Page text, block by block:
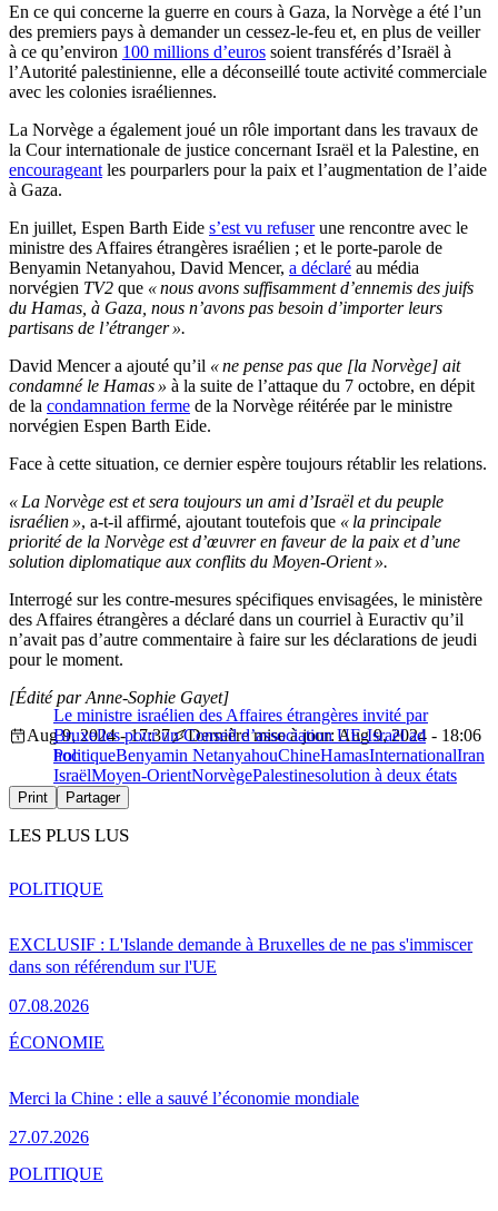
En ce qui concerne la guerre en cours à Gaza, la Norvège a été l’un
des premiers pays à demander un cessez-le-feu et, en plus de veiller
à ce qu’environ 100 millions d’euros soient transférés d’Israël à
l’Autorité palestinienne, elle a déconseillé toute activité commerciale
avec les colonies israéliennes.
La Norvège a également joué un rôle important dans les travaux de
la Cour internationale de justice concernant Israël et la Palestine, en
encourageant les pourparlers pour la paix et l’augmentation de l’aide
à Gaza.
En juillet, Espen Barth Eide s’est vu refuserune rencontre avec le
ministre des Affaires étrangères israélien ; et le porte-parole de
Benyamin Netanyahou, David Mencer, a déclaré au média
norvégien TV2 que « nous avons suffisamment d’ennemis des juifs
du Hamas, à Gaza, nous n’avons pas besoin d’importer leurs
partisans de l’étranger ».
David Mencer a ajouté qu’il « ne pense pas que [la Norvège] ait
condamné le Hamas » à la suite de l’attaque du 7 octobre, en dépit
de la condamnation ferme de la Norvège réitérée par le ministre
norvégien Espen Barth Eide.
Face à cette situation, ce dernier espère toujours rétablir les relations.
« La Norvège est et sera toujours un ami d’Israël et du peuple
israélien », a-t-il affirmé, ajoutant toutefois que « la principale
priorité de la Norvège est d’œuvrer en faveur de la paix et d’une
solution diplomatique aux conflits du Moyen-Orient ».
Interrogé sur les contre-mesures spécifiques envisagées, le ministère
des Affaires étrangères a déclaré dans un courriel à Euractiv qu’il
n’avait pas d’autre commentaire à faire sur les déclarations de jeudi
pour le moment.
Le ministre israélien des Affaires étrangères invité par
Bruxelles pour un Conseil d’association UE-Israël ad
hoc
[Édité par Anne-Sophie Gayet]
Aug 9, 2024 - 17:37
Dernière mise à jour: Aug 9, 2024 - 18:06
PolitiqueBenyamin NetanyahouChineHamasInternationalIran
IsraëlMoyen-OrientNorvègePalestinesolution à deux états
Print Partager
LES PLUS LUS
EXCLUSIF : L'Islande demande à Bruxelles de ne pas s'immiscer
dans son référendum sur l'UE
07.08.2026
POLITIQUE
Merci la Chine : elle a sauvé l’économie mondiale
27.07.2026
ÉCONOMIE
POLITIQUE